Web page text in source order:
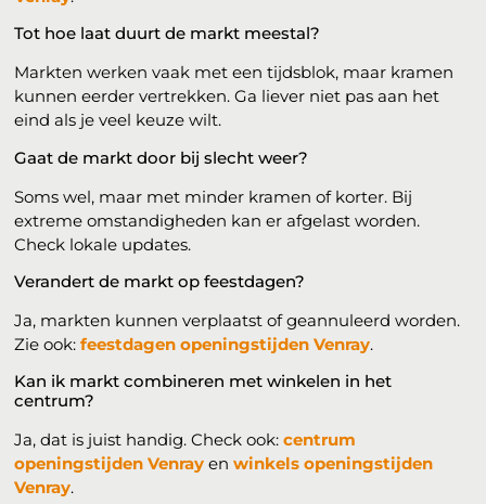
Tot hoe laat duurt de markt meestal?
Markten werken vaak met een tijdsblok, maar kramen
kunnen eerder vertrekken. Ga liever niet pas aan het
eind als je veel keuze wilt.
Gaat de markt door bij slecht weer?
Soms wel, maar met minder kramen of korter. Bij
extreme omstandigheden kan er afgelast worden.
Check lokale updates.
Verandert de markt op feestdagen?
Ja, markten kunnen verplaatst of geannuleerd worden.
Zie ook:feestdagen openingstijden Venray.
Kan ik markt combineren met winkelen in het
centrum?
Ja, dat is juist handig. Check ook:centrum
openingstijden Venray enwinkels openingstijden
Venray.